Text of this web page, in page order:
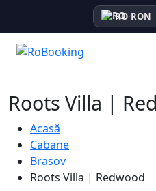
RO·RON
Roots Villa |
Acasă
Cabane
Brasov
Roots Villa | Redwood